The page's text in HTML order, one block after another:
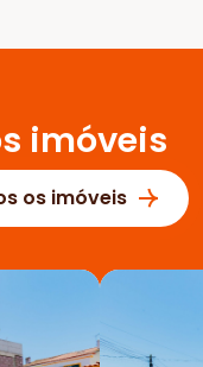
imóveis
os imóveis